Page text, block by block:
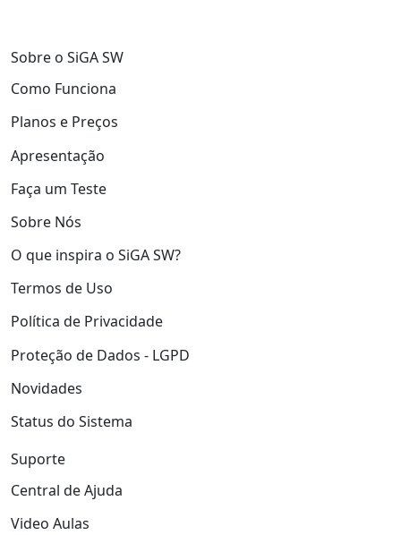
Sobre o SiGA SW
Como Funciona
Planos e Preços
Apresentação
Faça um Teste
Sobre Nós
O que inspira o SiGA SW?
Termos de Uso
Política de Privacidade
Proteção de Dados - LGPD
Novidades
Status do Sistema
Suporte
Central de Ajuda
Video Aulas